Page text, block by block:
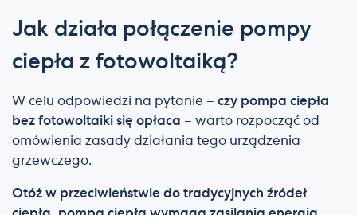
Jak działa połączenie pompy
ciepła z fotowoltaiką?
W celu odpowiedzi na pytanie – czy pompa ciepła
bez fotowoltaiki się opłaca – warto rozpocząć od
omówienia zasady działania tego urządzenia
grzewczego.
Otóż w przeciwieństwie do tradycyjnych źródeł